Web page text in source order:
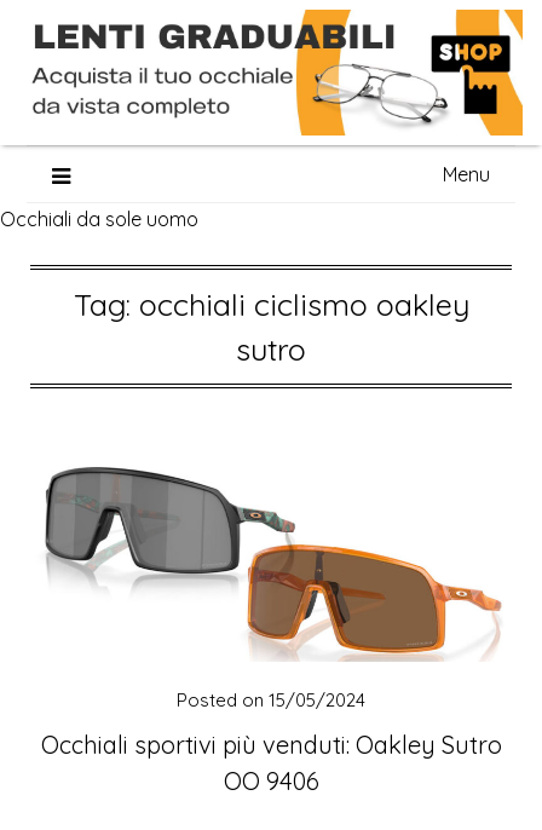
content
Menu
Occhiali da sole uomo
Tag: occhiali ciclismo oakley
sutro
Occhiali sportivi più venduti: Oakley Sutro
OO 9406
Posted on 15/05/2024